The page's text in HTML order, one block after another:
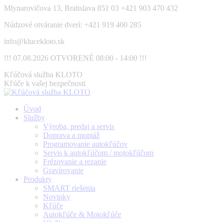
Skip
content
Mlynarovičova 13, Bratislava 851 03 +421 903 470 432
Núdzové otváranie dverí: +421 919 400 285
info@klucekloto.sk
!!! 07.08.2026 OTVORENÉ 08:00 - 14:00 !!!
Facebook
page
opens
new
window
Kľúčová služba KLOTO
Kľúče k vašej bezpečnosti
Úvod
Služby
Výroba, predaj a servis
Doprava a montáž
Programovanie autokľúčov
Servis k autokľúčom / motokľúčom
Frézovanie a rezanie
Gravírovanie
Produkty
SMART riešenia
Novinky
Kľúče
Autokľúče & Motokľúče